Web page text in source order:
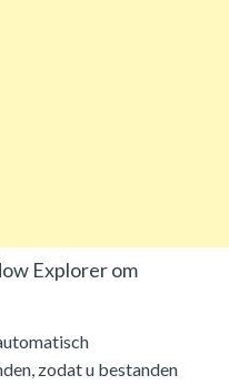
Explorer om
zodat u bestanden